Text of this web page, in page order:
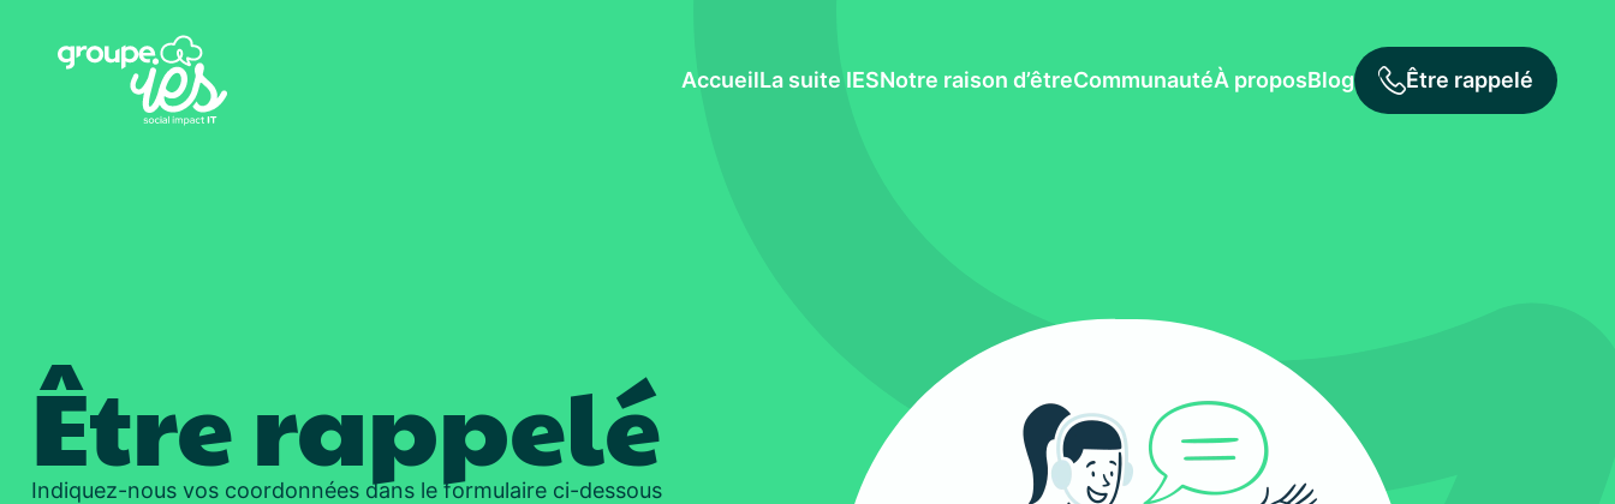
AccueilLa suite IESNotre raison d’êtreCommunautéÀ proposBlog Être rappelé
Être rappelé
Indiquez-nous vos coordonnées dans le formulaire ci-dessous